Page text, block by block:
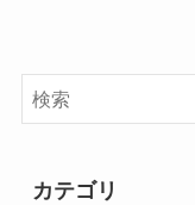
カテゴリ